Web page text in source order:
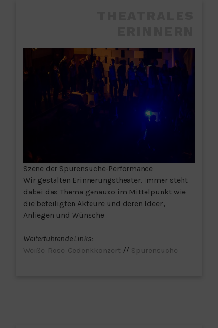
Szene der Spurensuche-Performance
Wir gestalten Erinnerungstheater. Immer steht
dabei das Thema genauso im Mittelpunkt wie
die beteiligten Akteure und deren Ideen,
Anliegen und Wünsche
Weiterführende Links:
Weiße-Rose-Gedenkkonzert // Spurensuche